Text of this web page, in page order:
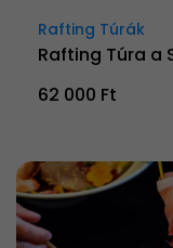
Rafting Túrák
Rafting Túra a
62 000 Ft